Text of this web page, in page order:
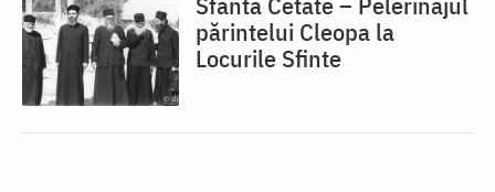
părintelui Cleopa la
Locurile Sfinte